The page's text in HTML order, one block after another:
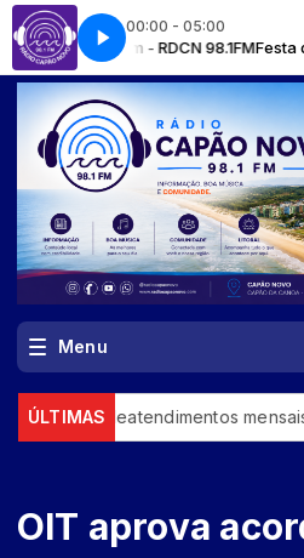
00:00 - 05:00
- RDCN 98.1FMFesta do Sol
Menu
ÚLTIMAS
teleatendimentos mensais para
OIT aprova